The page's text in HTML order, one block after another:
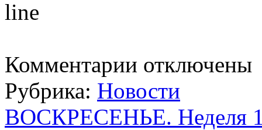
Комментарии записи
.
Состоялся
молебен
отключены
Рубрика: Новости
ВОСКРЕСЕНЬЕ. Неделя